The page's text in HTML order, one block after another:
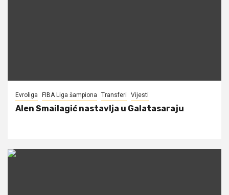
Evroliga FIBA Liga šampiona Transferi Vijesti
Alen Smailagić nastavlja u Galatasaraju